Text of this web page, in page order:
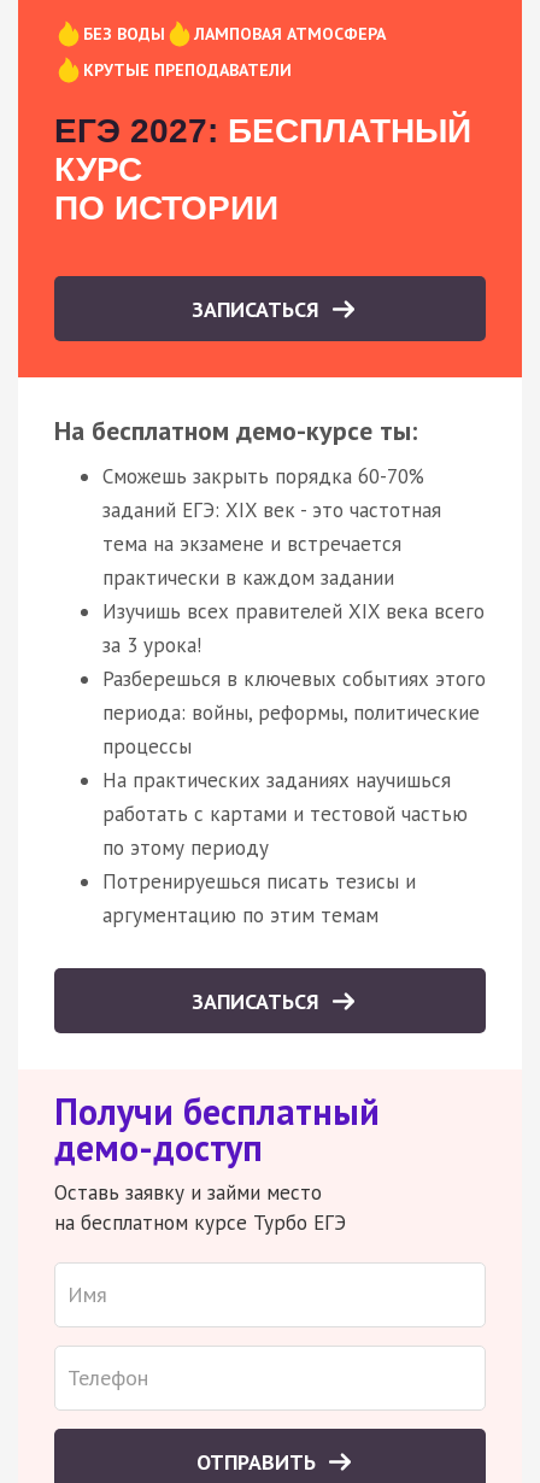
БЕЗ ВОДЫ
ЛАМПОВАЯ АТМОСФЕРА
КРУТЫЕ ПРЕПОДАВАТЕЛИ
ЕГЭ 2027: БЕСПЛАТНЫЙ
КУРС
ПО ИСТОРИИ
ЗАПИСАТЬСЯ
На бесплатном демо-курсе ты:
Сможешь закрыть порядка 60-70%
заданий ЕГЭ: XIX век - это частотная
тема на экзамене и встречается
практически в каждом задании
Изучишь всех правителей XIX века всего
за 3 урока!
Разберешься в ключевых событиях этого
периода: войны, реформы, политические
процессы
На практических заданиях научишься
работать с картами и тестовой частью
по этому периоду
Потренируешься писать тезисы и
аргументацию по этим темам
ЗАПИСАТЬСЯ
Получи бесплатный
демо-доступ
Оставь заявку и займи место
на бесплатном курсе Турбо ЕГЭ
ОТПРАВИТЬ